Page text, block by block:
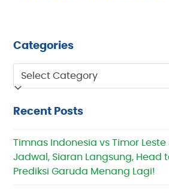
Categories
Categories
Recent Posts
Timnas Indonesia vs Timor
Jadwal, Siaran Langsung, Head
Prediksi Garuda Menang Lagi!